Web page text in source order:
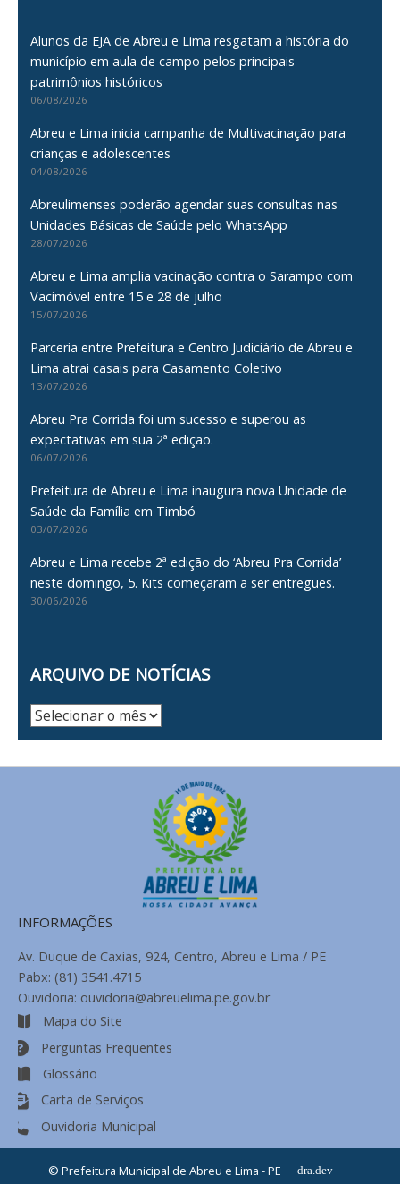
Alunos da EJA de Abreu e Lima resgatam a história do
município em aula de campo pelos principais
patrimônios históricos
06/08/2026
Abreu e Lima inicia campanha de Multivacinação para
crianças e adolescentes
04/08/2026
Abreulimenses poderão agendar suas consultas nas
Unidades Básicas de Saúde pelo WhatsApp
28/07/2026
Abreu e Lima amplia vacinação contra o Sarampo com
Vacimóvel entre 15 e 28 de julho
15/07/2026
Parceria entre Prefeitura e Centro Judiciário de Abreu e
Lima atrai casais para Casamento Coletivo
13/07/2026
Abreu Pra Corrida foi um sucesso e superou as
expectativas em sua 2ª edição.
06/07/2026
Prefeitura de Abreu e Lima inaugura nova Unidade de
Saúde da Família em Timbó
03/07/2026
Abreu e Lima recebe 2ª edição do ‘Abreu Pra Corrida’
neste domingo, 5. Kits começaram a ser entregues.
30/06/2026
ARQUIVO DE NOTÍCIAS
Arquivo
INFORMAÇÕES
Av. Duque de Caxias, 924, Centro, Abreu e Lima / PE
Pabx: (81) 3541.4715
Ouvidoria: ouvidoria@abreuelima.pe.gov.br
Mapa do Site
Perguntas Frequentes
Glossário
Carta de Serviços
Ouvidoria Municipal
© Prefeitura Municipal de Abreu e Lima - PE dra.dev